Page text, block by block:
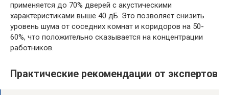
применяется до 70% дверей с акустическими
характеристиками выше 40 дБ. Это позволяет снизить
уровень шума от соседних комнат и коридоров на 50-
60%, что положительно сказывается на концентрации
работников.
Практические рекомендации от экспертов